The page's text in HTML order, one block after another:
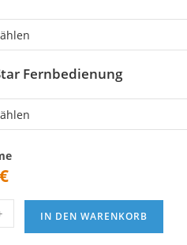
Fernbedienung
€
IN DEN WARENKORB